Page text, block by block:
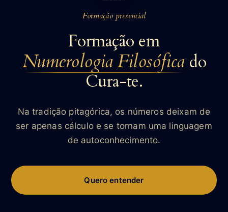
Formação presencial
Formação em
Numerologia Filosófica do
Cura-te.
Na tradição pitagórica, os números deixam de
ser apenas cálculo e se tornam uma linguagem
de autoconhecimento.
Quero entender